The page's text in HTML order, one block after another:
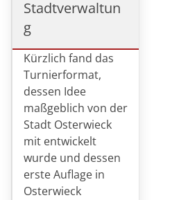
Stadtverwaltun
g
Kürzlich fand das
Turnierformat,
dessen Idee
maßgeblich von der
Stadt Osterwieck
mit entwickelt
wurde und dessen
erste Auflage in
Osterwieck